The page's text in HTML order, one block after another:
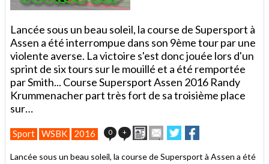
Lancée sous un beau soleil, la course de Supersport à
Assen a été interrompue dans son 9ème tour par une
violente averse. La victoire s'est donc jouée lors d'un
sprint de six tours sur le mouillé et a été remportée
par Smith... Course Supersport Assen 2016 Randy
Krummenacher part très fort de sa troisième place
sur…
Sport WSBK 2016 0 + ImprimerEnvoyer
cet
à
Partager
sur
sur
Lancée sous un beau soleil, la course de Supersport à Assen a été